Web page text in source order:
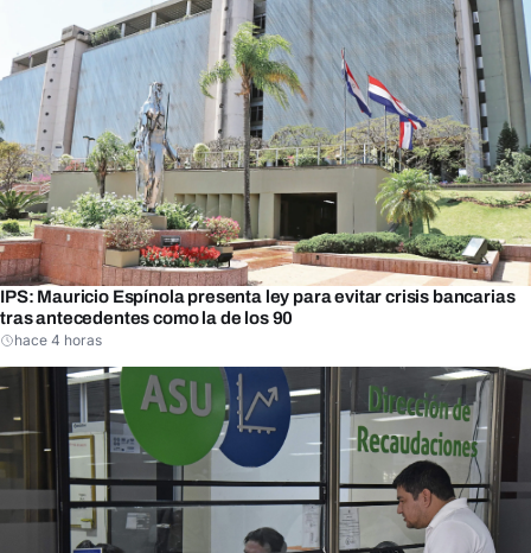
IPS: Mauricio Espínola presenta ley para evitar crisis bancarias
tras antecedentes como la de los 90
hace 4 horas